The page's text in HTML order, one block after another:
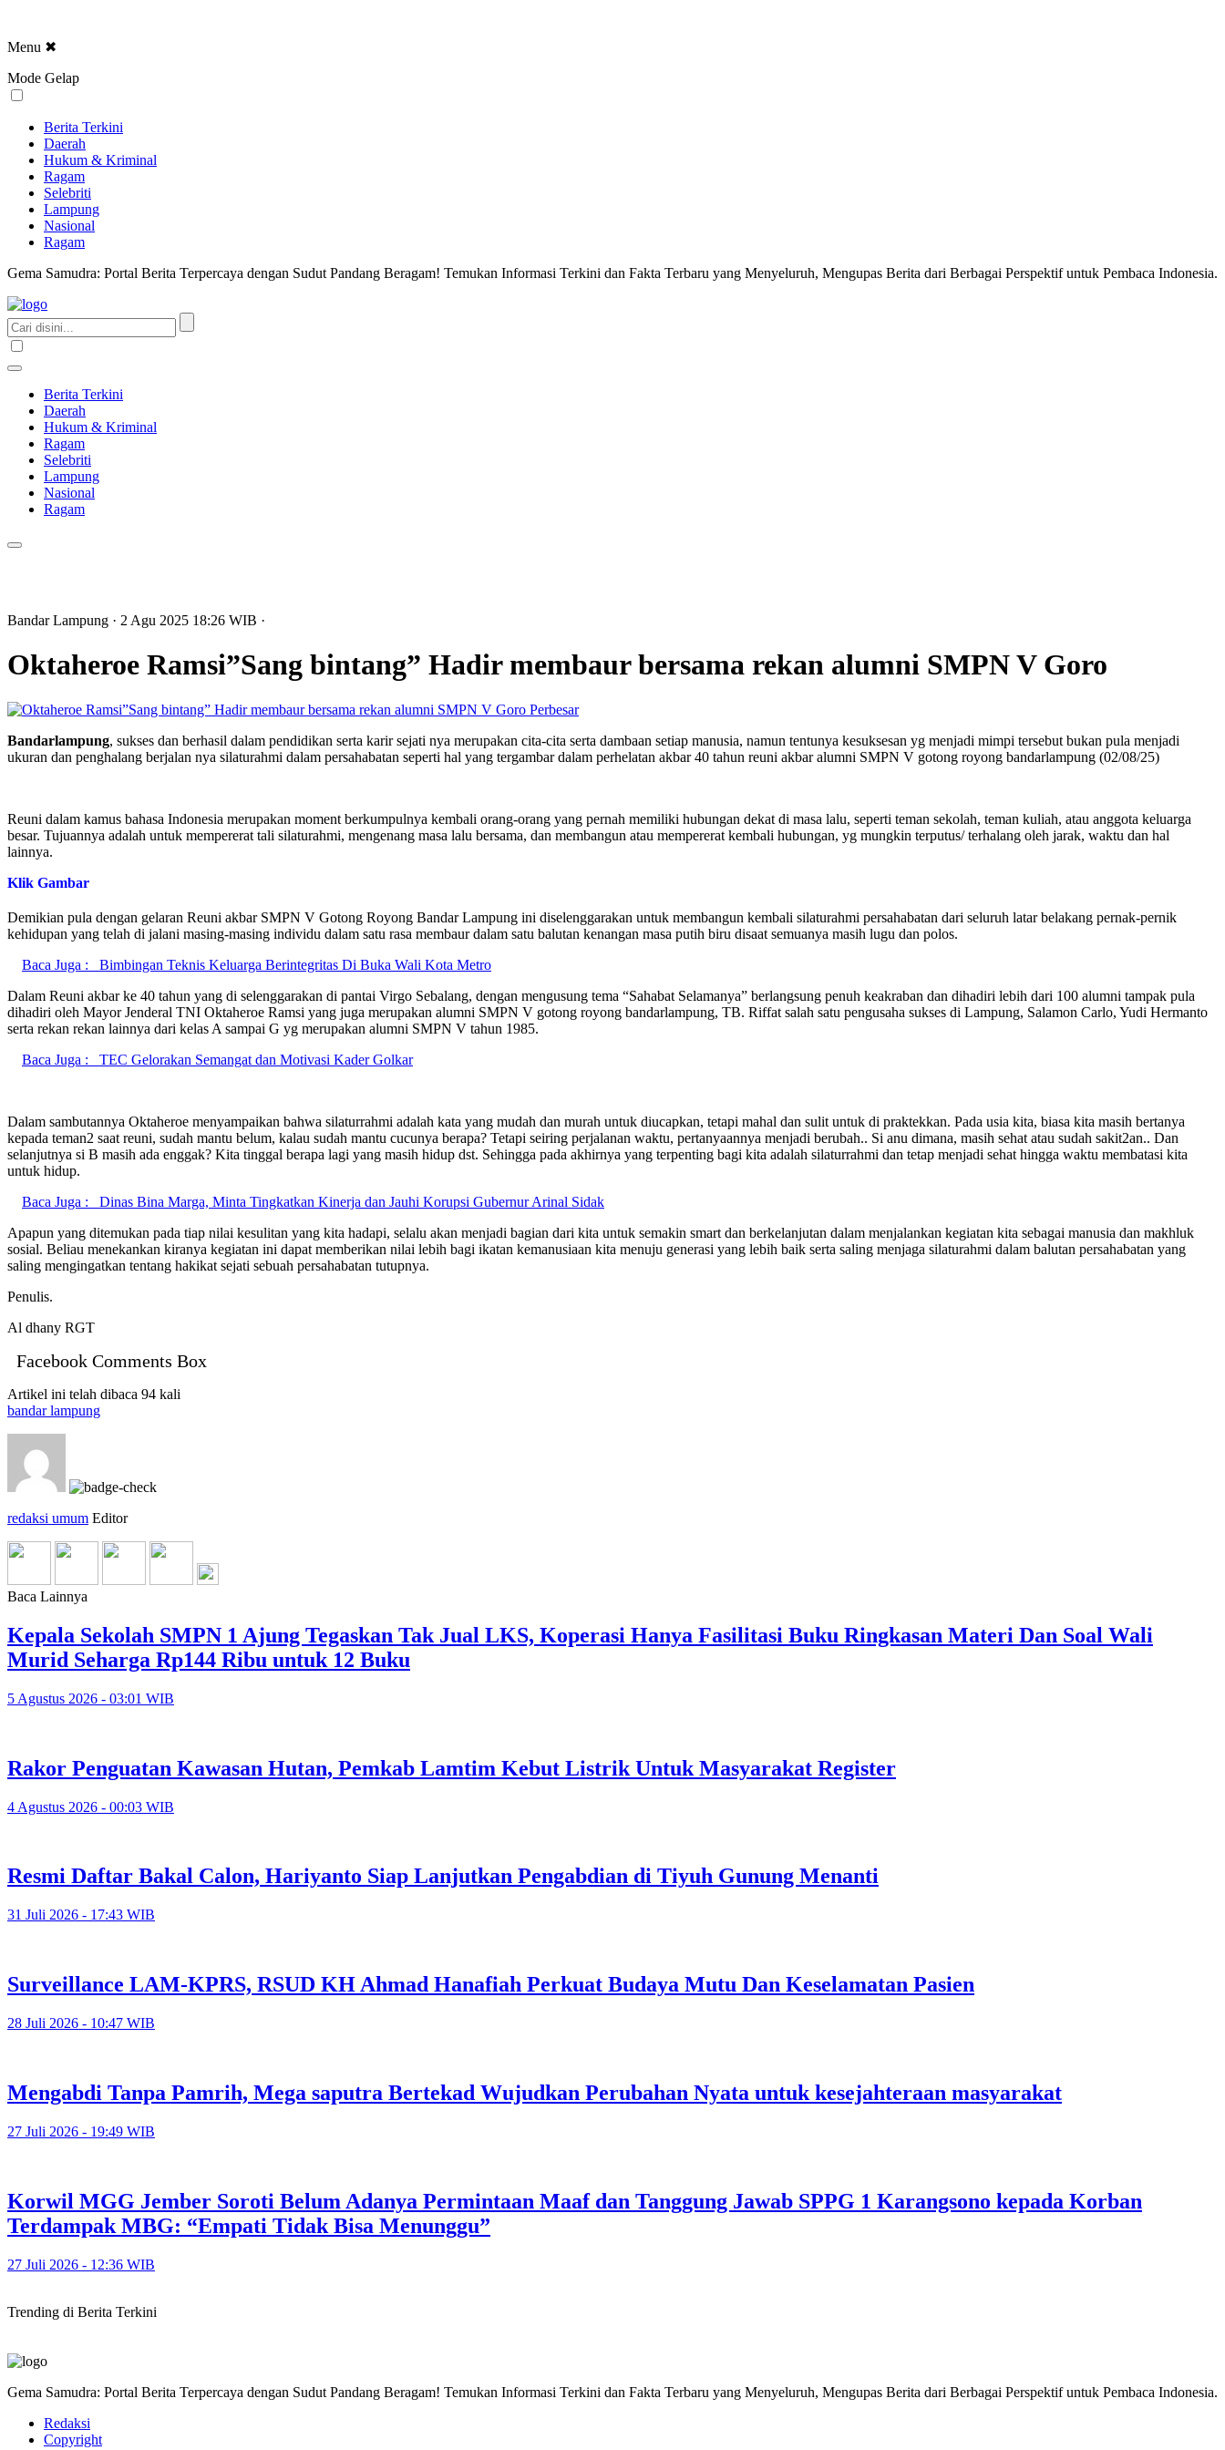
Menu ✖
Mode Gelap
Berita Terkini
Daerah
Hukum & Kriminal
Ragam
Selebriti
Lampung
Nasional
Ragam
Gema Samudra: Portal Berita Terpercaya dengan Sudut Pandang Beragam! Temukan Informasi Terkini dan Fakta Terbaru yang Menyeluruh, Mengupas Berita dari Berbagai Perspektif untuk Pembaca Indonesia.
Berita Terkini
Daerah
Hukum & Kriminal
Ragam
Selebriti
Lampung
Nasional
Ragam
Bandar Lampung · 2 Agu 2025 18:26 WIB ·
Oktaheroe Ramsi”Sang bintang” Hadir membaur bersama rekan alumni SMPN V Goro
Perbesar
Bandarlampung, sukses dan berhasil dalam pendidikan serta karir sejati nya merupakan cita-cita serta dambaan setiap manusia, namun tentunya kesuksesan yg menjadi mimpi tersebut bukan pula menjadi
ukuran dan penghalang berjalan nya silaturahmi dalam persahabatan seperti hal yang tergambar dalam perhelatan akbar 40 tahun reuni akbar alumni SMPN V gotong royong bandarlampung (02/08/25)
Reuni dalam kamus bahasa Indonesia merupakan moment berkumpulnya kembali orang-orang yang pernah memiliki hubungan dekat di masa lalu, seperti teman sekolah, teman kuliah, atau anggota keluarga
besar. Tujuannya adalah untuk mempererat tali silaturahmi, mengenang masa lalu bersama, dan membangun atau mempererat kembali hubungan, yg mungkin terputus/ terhalang oleh jarak, waktu dan hal
lainnya.
Klik Gambar
Demikian pula dengan gelaran Reuni akbar SMPN V Gotong Royong Bandar Lampung ini diselenggarakan untuk membangun kembali silaturahmi persahabatan dari seluruh latar belakang pernak-pernik
kehidupan yang telah di jalani masing-masing individu dalam satu rasa membaur dalam satu balutan kenangan masa putih biru disaat semuanya masih lugu dan polos.
Baca Juga :
Bimbingan Teknis Keluarga Berintegritas Di Buka Wali Kota Metro
Dalam Reuni akbar ke 40 tahun yang di selenggarakan di pantai Virgo Sebalang, dengan mengusung tema “Sahabat Selamanya” berlangsung penuh keakraban dan dihadiri lebih dari 100 alumni tampak pula
dihadiri oleh Mayor Jenderal TNI Oktaheroe Ramsi yang juga merupakan alumni SMPN V gotong royong bandarlampung, TB. Riffat salah satu pengusaha sukses di Lampung, Salamon Carlo, Yudi Hermanto
serta rekan rekan lainnya dari kelas A sampai G yg merupakan alumni SMPN V tahun 1985.
Baca Juga :
TEC Gelorakan Semangat dan Motivasi Kader Golkar
Dalam sambutannya Oktaheroe menyampaikan bahwa silaturrahmi adalah kata yang mudah dan murah untuk diucapkan, tetapi mahal dan sulit untuk di praktekkan. Pada usia kita, biasa kita masih bertanya
kepada teman2 saat reuni, sudah mantu belum, kalau sudah mantu cucunya berapa? Tetapi seiring perjalanan waktu, pertanyaannya menjadi berubah.. Si anu dimana, masih sehat atau sudah sakit2an.. Dan
selanjutnya si B masih ada enggak? Kita tinggal berapa lagi yang masih hidup dst. Sehingga pada akhirnya yang terpenting bagi kita adalah silaturrahmi dan tetap menjadi sehat hingga waktu membatasi kita
untuk hidup.
Baca Juga :
Dinas Bina Marga, Minta Tingkatkan Kinerja dan Jauhi Korupsi Gubernur Arinal Sidak
Apapun yang ditemukan pada tiap nilai kesulitan yang kita hadapi, selalu akan menjadi bagian dari kita untuk semakin smart dan berkelanjutan dalam menjalankan kegiatan kita sebagai manusia dan makhluk
sosial. Beliau menekankan kiranya kegiatan ini dapat memberikan nilai lebih bagi ikatan kemanusiaan kita menuju generasi yang lebih baik serta saling menjaga silaturahmi dalam balutan persahabatan yang
saling mengingatkan tentang hakikat sejati sebuah persahabatan tutupnya.
Penulis.
Al dhany RGT
Facebook Comments Box
Artikel ini telah dibaca 94 kali
bandar lampung
redaksi umum Editor
Baca Lainnya
Kepala Sekolah SMPN 1 Ajung Tegaskan Tak Jual LKS, Koperasi Hanya Fasilitasi Buku Ringkasan Materi Dan Soal Wali
Murid Seharga Rp144 Ribu untuk 12 Buku
5 Agustus 2026 - 03:01 WIB
Rakor Penguatan Kawasan Hutan, Pemkab Lamtim Kebut Listrik Untuk Masyarakat Register
4 Agustus 2026 - 00:03 WIB
Resmi Daftar Bakal Calon, Hariyanto Siap Lanjutkan Pengabdian di Tiyuh Gunung Menanti
31 Juli 2026 - 17:43 WIB
Surveillance LAM-KPRS, RSUD KH Ahmad Hanafiah Perkuat Budaya Mutu Dan Keselamatan Pasien
28 Juli 2026 - 10:47 WIB
Mengabdi Tanpa Pamrih, Mega saputra Bertekad Wujudkan Perubahan Nyata untuk kesejahteraan masyarakat
27 Juli 2026 - 19:49 WIB
Korwil MGG Jember Soroti Belum Adanya Permintaan Maaf dan Tanggung Jawab SPPG 1 Karangsono kepada Korban
Terdampak MBG: “Empati Tidak Bisa Menunggu”
27 Juli 2026 - 12:36 WIB
Trending di Berita Terkini
Gema Samudra: Portal Berita Terpercaya dengan Sudut Pandang Beragam! Temukan Informasi Terkini dan Fakta Terbaru yang Menyeluruh, Mengupas Berita dari Berbagai Perspektif untuk Pembaca Indonesia.
Redaksi
Copyright